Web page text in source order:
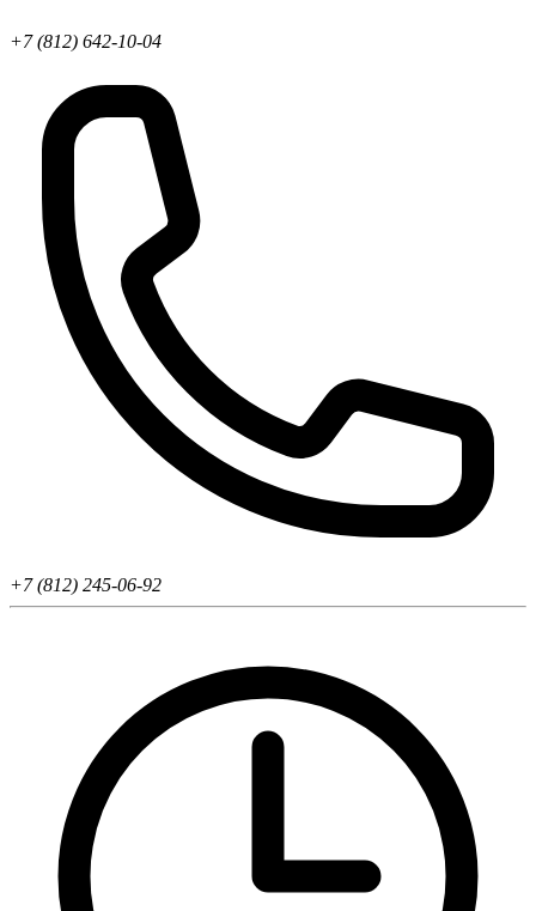
+7 (812) 642-10-04
+7 (812) 245-06-92